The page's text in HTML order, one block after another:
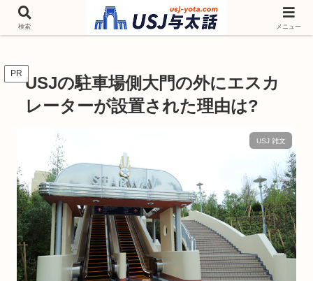
チケットやシーズンイベント ニンテンドーワールド アトラクションなどユニ
バを歩いて情報収集しています
PR USJの駐車場側大門の外にエスカ
レーターが設置された理由は?
USJ 雑文
検索 メニュー